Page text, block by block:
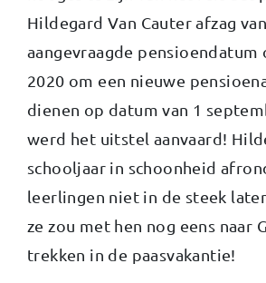
Hildegard Van Cauter afzag
aangevraagde pensioendatum
2020 om een nieuwe
dienen op datum van 1
werd het uitstel aanvaard!
schooljaar in schoonheid
leerlingen niet in de steek
ze zou met hen nog eens naar
trekken in de paasvakantie!